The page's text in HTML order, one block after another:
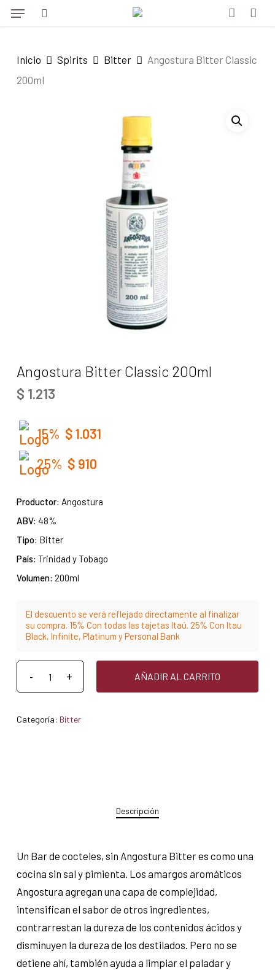
Skip
content
Menu
Inicio Spirits Bitter
Angostura Bitter Classic
200ml
Angostura Bitter Classic 200ml
$ 1.213
15% $1.031
25% $ 910
Productor: Angostura
ABV: 48%
Tipo: Bitter
País: Trinidad y Tobago
Volumen: 200ml
El descuento se verá reflejado directamente al finalizar
su compra. 15% Con todas las tajetas Itaú. 25% Con Itau
Black, Infinite, Platinum y Personal Bank
AÑADIR AL CARRITO
Categoría: Bitter
Descripción
Un Bar de cocteles, sin Angostura Bitter es como una
cocina sin sal y pimienta. Los amargos aromáticos
Angostura agregan una capa de complejidad,
intensifican el sabor de otros ingredientes,
contrarrestan la dureza de los contenidos ácidos y
disminuyen la dureza de los destilados. Pero no se
detiene ahí, también ayuda a limpiar el paladar y
Menu